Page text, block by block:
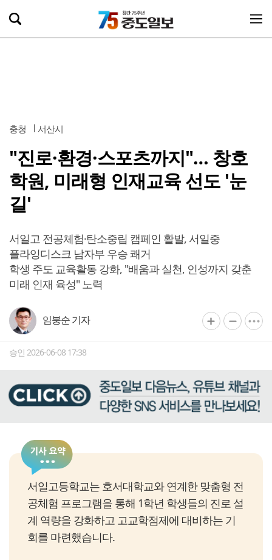
충청 서산시
"진로·환경·스포츠까지"… 창호
학원, 미래형 인재교육 선도 '눈
길'
서일고 전공체험·탄소중립 캠페인 활발, 서일중
플라잉디스크 남자부 우승 쾌거
학생 주도 교육활동 강화, "배움과 실천, 인성까지 갖춘
미래 인재 육성" 노력
임붕순 기자
승인 2026-06-08 17:38
서일고등학교는 호서대학교와 연계한 맞춤형 전
공체험 프로그램을 통해 1학년 학생들의 진로 설
계 역량을 강화하고 고교학점제에 대비하는 기
회를 마련했습니다.